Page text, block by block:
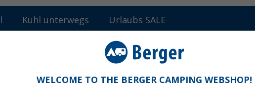
Kühl unterwegs Urlaubs SALE
CASTAGNARI
WELCOME TO THE BERGER CAMPING WEBSHOP!